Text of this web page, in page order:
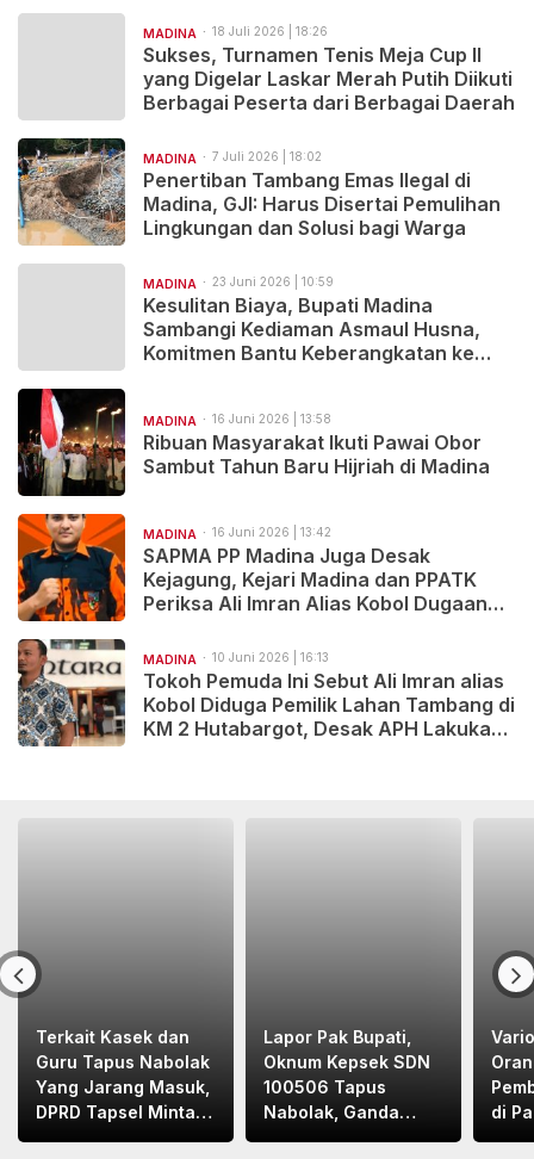
MADINA 18 Juli 2026 | 18:26
Sukses, Turnamen Tenis Meja Cup II
yang Digelar Laskar Merah Putih Diikuti
Berbagai Peserta dari Berbagai Daerah
MADINA 7 Juli 2026 | 18:02
Penertiban Tambang Emas Ilegal di
Madina, GJI: Harus Disertai Pemulihan
Lingkungan dan Solusi bagi Warga
MADINA 23 Juni 2026 | 10:59
Kesulitan Biaya, Bupati Madina
Sambangi Kediaman Asmaul Husna,
Komitmen Bantu Keberangkatan ke
MADINA 16 Juni 2026 | 13:58
Ribuan Masyarakat Ikuti Pawai Obor
Sambut Tahun Baru Hijriah di Madina
MADINA 16 Juni 2026 | 13:42
SAPMA PP Madina Juga Desak
Kejagung, Kejari Madina dan PPATK
Periksa Ali Imran Alias Kobol Dugaan
MADINA 10 Juni 2026 | 16:13
Tokoh Pemuda Ini Sebut Ali Imran alias
Kobol Diduga Pemilik Lahan Tambang di
KM 2 Hutabargot, Desak APH Lakukan
Terkait Kasek dan
Guru Tapus Nabolak
Yang Jarang Masuk,
DPRD Tapsel Minta
Lapor Pak Bupati,
Oknum Kepsek SDN
100506 Tapus
Nabolak, Ganda
di